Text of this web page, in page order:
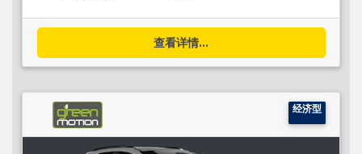
查看详情...
经济型